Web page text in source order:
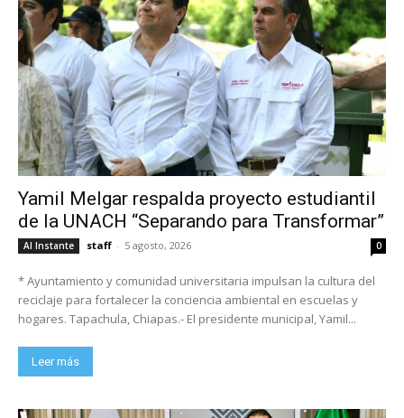
Yamil Melgar respalda proyecto estudiantil
de la UNACH “Separando para Transformar”
Al Instante staff - 5 agosto, 2026 0
* Ayuntamiento y comunidad universitaria impulsan la cultura del
reciclaje para fortalecer la conciencia ambiental en escuelas y
hogares. Tapachula, Chiapas.- El presidente municipal, Yamil...
Leer más